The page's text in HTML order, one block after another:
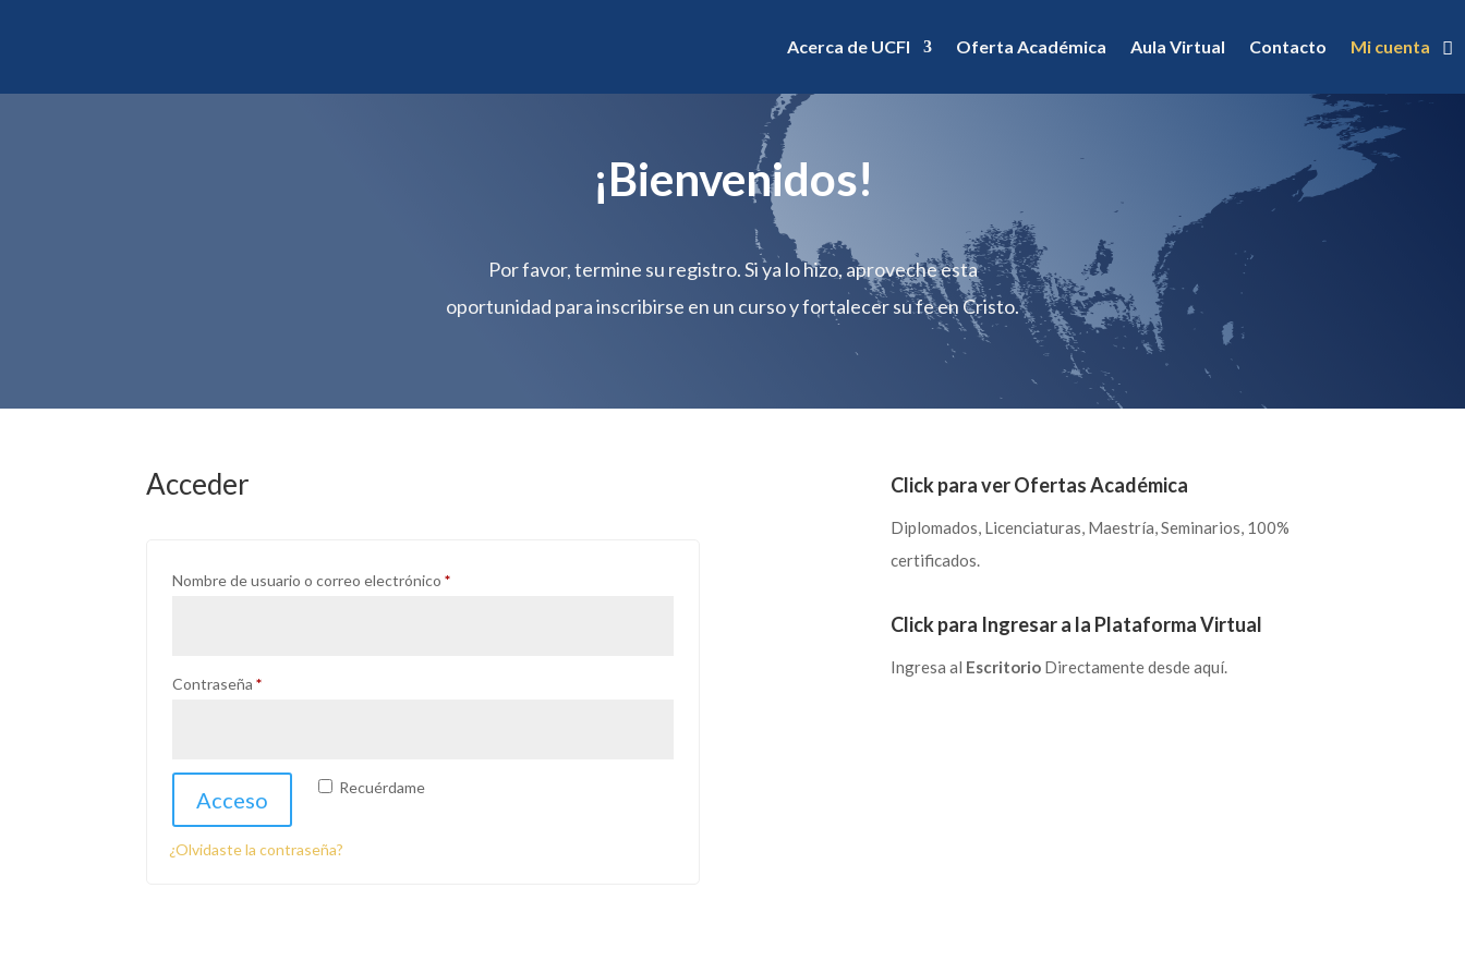
Acerca de UCFI Oferta Académica Aula Virtual Contacto Mi cuenta
¡Bienvenidos!
Por favor, termine su registro. Si ya lo hizo, aproveche esta
oportunidad para inscribirse en un curso y fortalecer su fe en Cristo.
Acceder
Nombre de usuario o correo electrónico*Obligatorio
Contraseña*Obligatorio
Recuérdame
Acceso
¿Olvidaste la contraseña?
Click para ver Ofertas Académica
Diplomados, Licenciaturas, Maestría, Seminarios, 100%
certificados.
Click para Ingresar a la Plataforma Virtual
Ingresa al EscritorioDirectamente desde aquí.